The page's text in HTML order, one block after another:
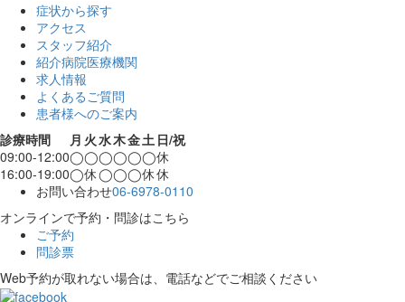
症状から探す
アクセス
スタッフ紹介
紹介病院医療機関
求人情報
よくあるご質問
患者様へのご案内
診療時間
月 火水木金土 日/祝
09:00-12:00◯◯◯◯◯◯休
16:00-19:00◯休◯◯◯休休
お問い合わせ06-6978-0110
オンラインで予約・問診はこちら
ご予約
問診票
Web予約が取れない場合は、電話などでご相談ください